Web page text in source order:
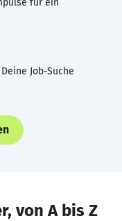
Job-Suche
von A bis Z